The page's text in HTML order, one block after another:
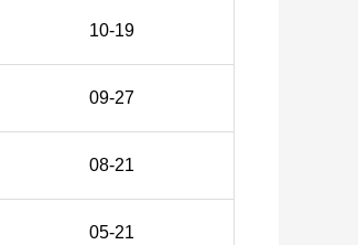
10-19
09-27
08-21
05-21